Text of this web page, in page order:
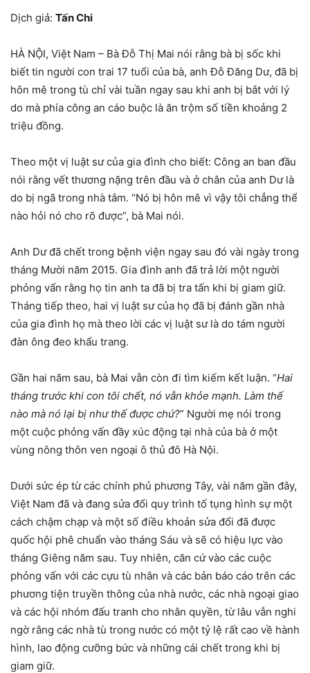
Dịch giả: Tấn Chi
HÀ NỘI, Việt Nam – Bà Đỗ Thị Mai nói rằng bà bị sốc khi
biết tin người con trai 17 tuổi của bà, anh Đỗ Đăng Dư, đã bị
hôn mê trong tù chỉ vài tuần ngay sau khi anh bị bắt với lý
do mà phía công an cáo buộc là ăn trộm số tiền khoảng 2
triệu đồng.
Theo một vị luật sư của gia đình cho biết: Công an ban đầu
nói rằng vết thương nặng trên đầu và ở chân của anh Dư là
do bị ngã trong nhà tắm. “Nó bị hôn mê vì vậy tôi chẳng thể
nào hỏi nó cho rõ được”, bà Mai nói.
Anh Dư đã chết trong bệnh viện ngay sau đó vài ngày trong
tháng Mười năm 2015. Gia đình anh đã trả lời một người
phỏng vấn rằng họ tin anh ta đã bị tra tấn khi bị giam giữ.
Tháng tiếp theo, hai vị luật sư của họ đã bị đánh gần nhà
của gia đình họ mà theo lời các vị luật sư là do tám người
đàn ông đeo khẩu trang.
Gần hai năm sau, bà Mai vẫn còn đi tìm kiếm kết luận. “Hai
tháng trước khi con tôi chết, nó vẫn khỏe mạnh. Làm thế
nào mà nó lại bị như thế được chứ?” Người mẹ nói trong
một cuộc phỏng vấn đầy xúc động tại nhà của bà ở một
vùng nông thôn ven ngoại ô thủ đô Hà Nội.
Dưới sức ép từ các chính phủ phương Tây, vài năm gần đây,
Việt Nam đã và đang sửa đổi quy trình tố tụng hình sự một
cách chậm chạp và một số điều khoản sửa đổi đã được
quốc hội phê chuẩn vào tháng Sáu và sẽ có hiệu lực vào
tháng Giêng năm sau. Tuy nhiên, căn cứ vào các cuộc
phỏng vấn với các cựu tù nhân và các bản báo cáo trên các
phương tiện truyền thông của nhà nước, các nhà ngoại giao
và các hội nhóm đấu tranh cho nhân quyền, từ lâu vẫn nghi
ngờ rằng các nhà tù trong nước có một tỷ lệ rất cao về hành
hình, lao động cưỡng bức và những cái chết trong khi bị
giam giữ.